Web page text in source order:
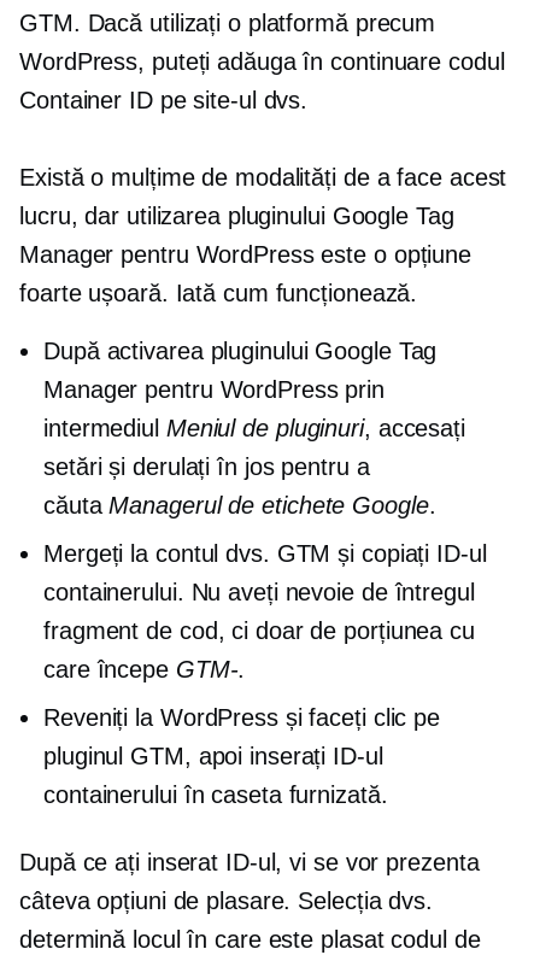
GTM. Dacă utilizați o platformă precum
WordPress, puteți adăuga în continuare codul
Container ID pe site-ul dvs.
Există o mulțime de modalități de a face acest
lucru, dar utilizarea pluginului Google Tag
Manager pentru WordPress este o opțiune
foarte ușoară. Iată cum funcționează.
După activarea pluginului Google Tag
Manager pentru WordPress prin
intermediul Meniul de pluginuri, accesați
setări și derulați în jos pentru a
căutaManagerul de etichete Google.
Mergeți la contul dvs. GTM și copiați ID-ul
containerului. Nu aveți nevoie de întregul
fragment de cod, ci doar de porțiunea cu
care începe GTM-.
Reveniți la WordPress și faceți clic pe
pluginul GTM, apoi inserați ID-ul
containerului în caseta furnizată.
După ce ați inserat ID-ul, vi se vor prezenta
câteva opțiuni de plasare. Selecția dvs.
determină locul în care este plasat codul de